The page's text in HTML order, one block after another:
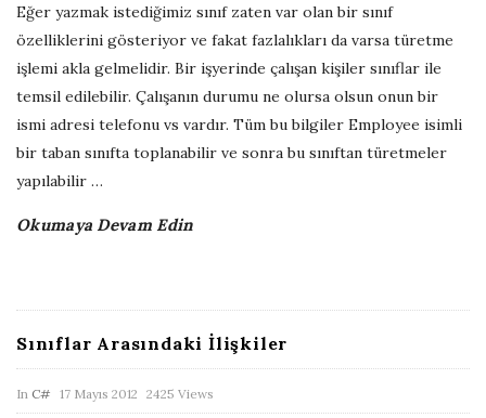
l
i
s
h
e
Eğer yazmak istediğimiz sınıf zaten var olan bir sınıf
özelliklerini gösteriyor ve fakat fazlalıkları da varsa türetme
işlemi akla gelmelidir. Bir işyerinde çalışan kişiler sınıflar ile
temsil edilebilir. Çalışanın durumu ne olursa olsun onun bir
ismi adresi telefonu vs vardır. Tüm bu bilgiler Employee isimli
bir taban sınıfta toplanabilir ve sonra bu sınıftan türetmeler
yapılabilir …
Okumaya Devam Edin
Sınıflar Arasındaki İlişkiler
In C# P
17 Mayıs 2012 2425 Views